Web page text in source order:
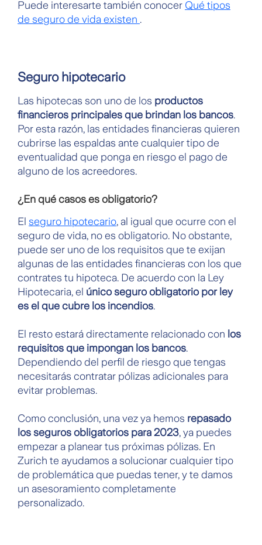
Puede interesarte también conocer Qué tipos
de seguro de vida existen .
Seguro hipotecario
Las hipotecas son uno de los productos
financieros principales que brindan los bancos.
Por esta razón, las entidades financieras quieren
cubrirse las espaldas ante cualquier tipo de
eventualidad que ponga en riesgo el pago de
alguno de los acreedores.
¿En qué casos es obligatorio?
El seguro hipotecario, al igual que ocurre con el
seguro de vida, no es obligatorio. No obstante,
puede ser uno de los requisitos que te exijan
algunas de las entidades financieras con los que
contrates tu hipoteca. De acuerdo con la Ley
Hipotecaria, el único seguro obligatorio por ley
es el que cubre los incendios.
El resto estará directamente relacionado con los
requisitos que impongan los bancos.
Dependiendo del perfil de riesgo que tengas
necesitarás contratar pólizas adicionales para
evitar problemas.
Como conclusión, una vez ya hemos repasado
los seguros obligatorios para 2023, ya puedes
empezar a planear tus próximas pólizas. En
Zurich te ayudamos a solucionar cualquier tipo
de problemática que puedas tener, y te damos
un asesoramiento completamente
personalizado.